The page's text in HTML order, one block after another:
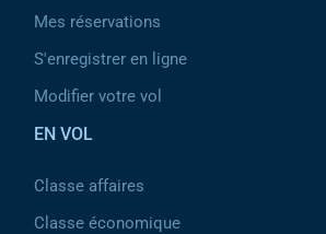
Mes réservations
S'enregistrer en ligne
Modifier votre vol
EN VOL
Classe affaires
Classe économique